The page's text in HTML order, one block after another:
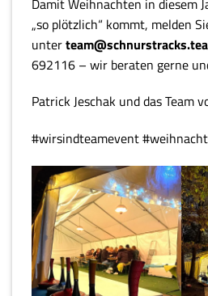
„so plötzlich“ kommt, melden
unter
692116 – wir beraten gerne
Patrick Jeschak und das Team
#wirsindteamevent